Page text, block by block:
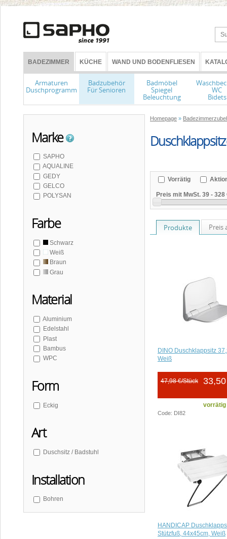
BADEZIMMER KÜCHE WAND UND BODENFLIESEN
Armaturen
Duschprogramm
Badzubehör
Für Senioren
Badmöbel
Spiegel
Beleuchtung
WC
Bidets
Homepage »
Marke
SAPHO
AQUALINE
GEDY
GELCO
POLYSAN
Farbe
Schwarz
Weiß
Braun
Grau
Material
Aluminium
Edelstahl
Plast
Bambus
WPC
Form
Eckig
Art
Duschsitz / Badstuhl
Installation
Bohren
Vorrätig
Preis mit MwSt. 39 - 328
Produkte Preis
DINO Duschklappsitz
Weiß
47,98 €/Stück
vorrätig
Code: DI82
HANDICAP
Stützfuß, 44x45cm, Weiß